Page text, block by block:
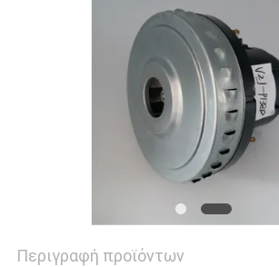
Περιγραφή προϊόντων